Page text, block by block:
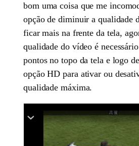
bom uma coisa que me
opção de diminuir a qualidade
ficar mais na frente da tela,
qualidade do vídeo é
pontos no topo da tela e logo
opção HD para ativar ou
qualidade máxima.